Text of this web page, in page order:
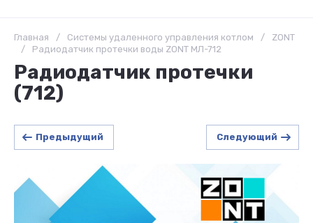
Главная / Системы удаленного управления котлом /
ZONT
/
Радиодатчик протечки воды ZONT МЛ-712
Радиодатчик протечки
(712)
Предыдущий Следующий